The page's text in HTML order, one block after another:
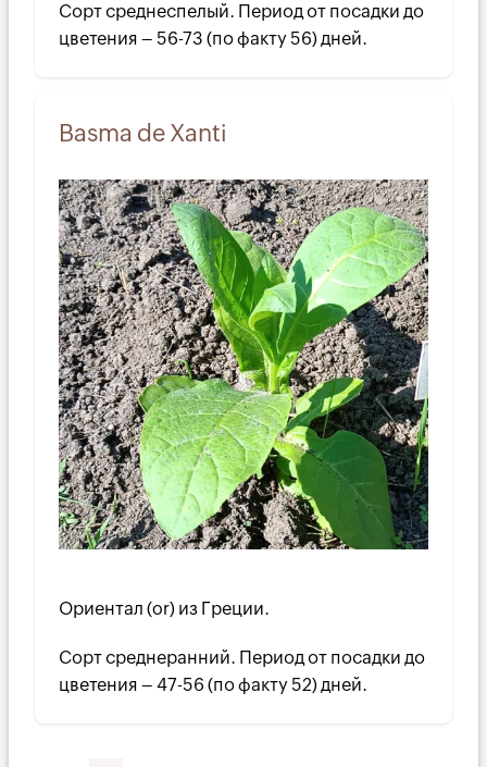
Сорт среднеспелый. Период от посадки до
цветения – 56-73 (по факту 56) дней.
Basma de Xanti
Ориентал (or) из Греции.
Сорт среднеранний. Период от посадки до
цветения – 47-56 (по факту 52) дней.